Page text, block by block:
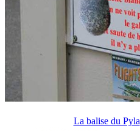
La balise du Pyla